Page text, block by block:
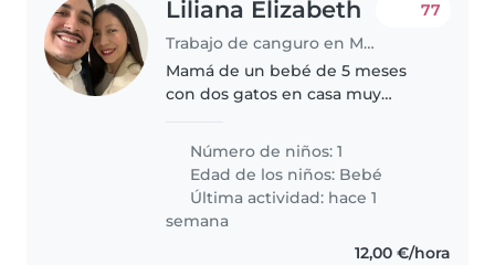
Liliana Elizabeth
Trabajo de canguro en Málaga
77
Mamá de un bebé de 5 meses
con dos gatos en casa muy
Número de niños: 1
Edad de los niños: Bebé
Última actividad: hace 1
semana
12,00 €/hora